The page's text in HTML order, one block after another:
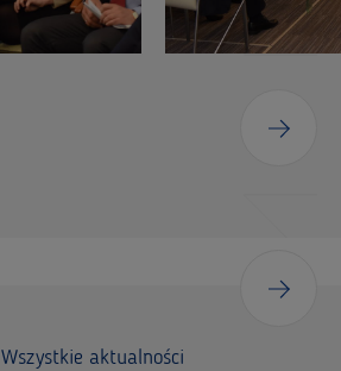
Wszystkie aktualności